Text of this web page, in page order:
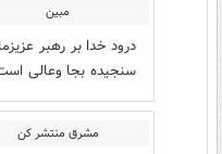
مبین
درود خدا بر رهبر
سنجیده بجا وعالی
مشرق منتشر کن